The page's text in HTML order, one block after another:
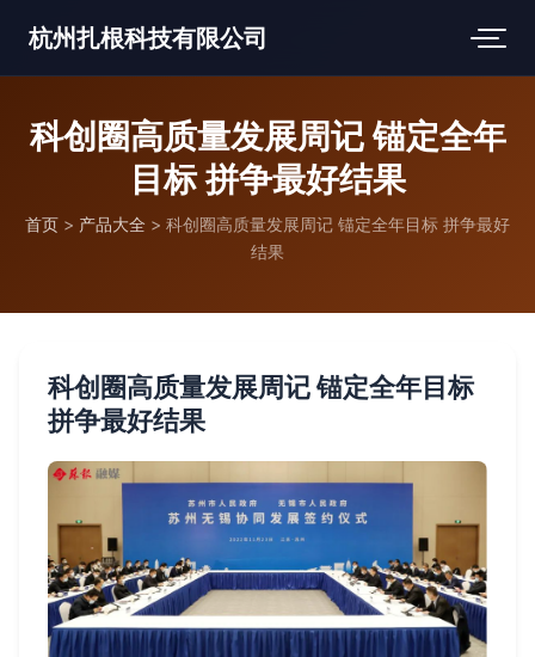
杭州扎根科技有限公司
科创圈高质量发展周记 锚定全年
目标 拼争最好结果
首页 > 产品大全 > 科创圈高质量发展周记 锚定全年目标 拼争最好
结果
科创圈高质量发展周记 锚定全年目标
拼争最好结果